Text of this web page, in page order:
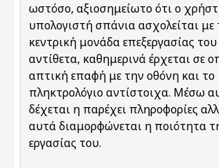
ωστόσο, αξιοσημείωτο ότι ο
υπολογιστή σπάνια ασχολείται με
κεντρική μονάδα επεξεργασίας
αντίθετα, καθημερινά έρχεται σε
απτική επαφή με την οθόνη και το
πληκτρολόγιο αντίστοιχα. Μέσω
δέχεται η παρέχει πληροφορίες
αυτά διαμορφώνεται η ποιότητα
εργασίας του.